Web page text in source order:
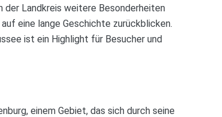
der Landkreis weitere Besonderheiten
eine lange Geschichte zurückblicken.
ist ein Highlight für Besucher und
einem Gebiet, das sich durch seine